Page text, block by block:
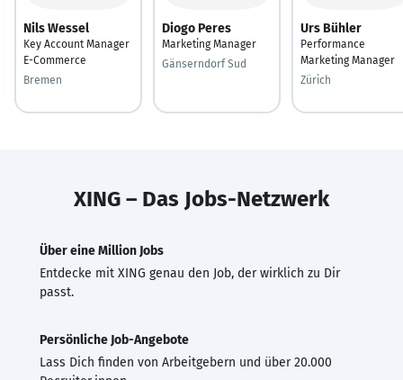
Nils Wessel
Key Account Manager
E-Commerce
Bremen
Diogo Peres
Marketing Manager
Gänserndorf Sud
Urs Bühler
Performance
Marketing Manager
Zürich
XING – Das Jobs-Netzwerk
Über eine Million Jobs
Entdecke mit XING genau den Job, der wirklich zu Dir
passt.
Persönliche Job-Angebote
Lass Dich finden von Arbeitgebern und über 20.000